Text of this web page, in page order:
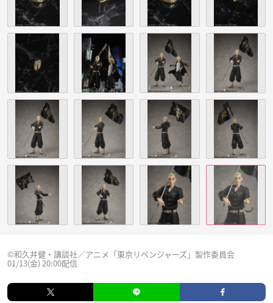
©和久井健・講談社／アニメ「東京リベンジャーズ」製作委員会
01/13(金) 20:00配信